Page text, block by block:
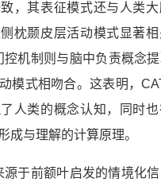
，其表征模式还与人类
枕颞皮层活动模式显著相
控机制则与脑中负责概念
模式相吻合。这表明，
人类的概念认知，同时
成与理解的计算原理。
源于前额叶启发的情境化